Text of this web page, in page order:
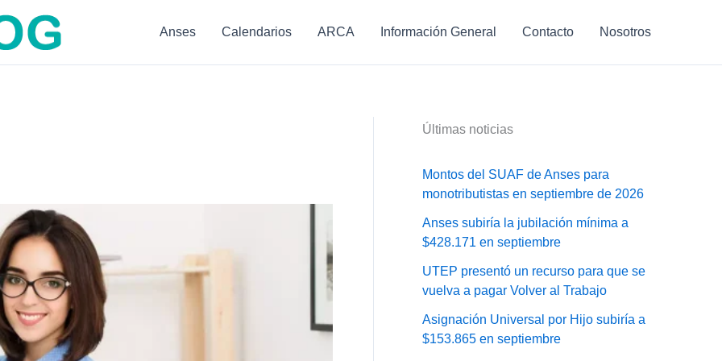
Anses Calendarios ARCA Información General Contacto Nosotros
Últimas noticias
Montos del SUAF de Anses para
monotributistas en septiembre de 2026
Anses subiría la jubilación mínima a
$428.171 en septiembre
UTEP presentó un recurso para que se
vuelva a pagar Volver al Trabajo
Asignación Universal por Hijo subiría a
$153.865 en septiembre